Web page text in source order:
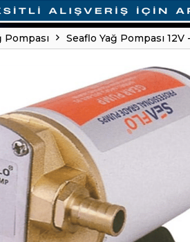
Pompası Seaflo Yağ Pompası